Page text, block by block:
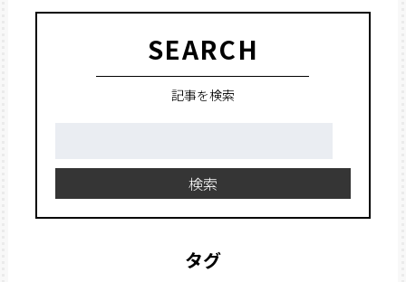
SEARCH
記事を検索
検索
タグ